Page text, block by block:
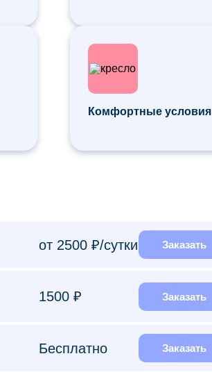
Комфортные условия
от 2500 ₽/сутки Заказать
1500 ₽ Заказать
Бесплатно Заказать